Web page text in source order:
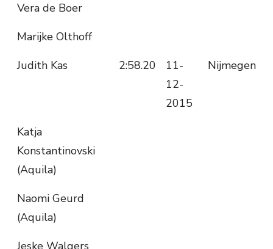
Vera de Boer
Marijke Olthoff
Judith Kas
2:58.20
11-
12-
2015
Nijmegen
Katja
Konstantinovski
(Aquila)
Naomi Geurd
(Aquila)
Jeske Walgers